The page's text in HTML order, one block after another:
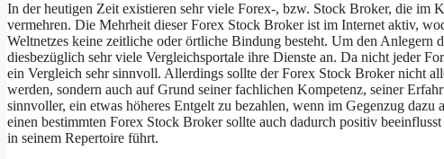
In der heutigen Zeit existieren sehr viele Forex-, bzw. Stock Broker, die im
vermehren. Die Mehrheit dieser Forex Stock Broker ist im Internet aktiv,
Weltnetzes keine zeitliche oder örtliche Bindung besteht. Um den Anlegern
diesbezüglich sehr viele Vergleichsportale ihre Dienste an. Da nicht jeder
ein Vergleich sehr sinnvoll. Allerdings sollte der Forex Stock Broker nicht
werden, sondern auch auf Grund seiner fachlichen Kompetenz, seiner
sinnvoller, ein etwas höheres Entgelt zu bezahlen, wenn im Gegenzug
einen bestimmten Forex Stock Broker sollte auch dadurch positiv
in seinem Repertoire führt.